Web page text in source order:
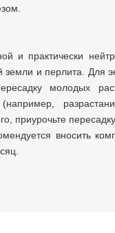
и практически
земли и перлита.
молодых
приурочьте
вносить